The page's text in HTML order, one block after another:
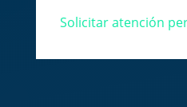
Solicitar atención